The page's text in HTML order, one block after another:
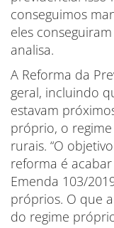
conseguimos
eles
analisa.
A Reforma da
geral, incluindo
estavam
próprio, o
rurais. “O
reforma é
Emenda 103/
próprios. O que
do regime